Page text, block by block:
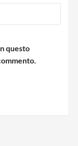
questo